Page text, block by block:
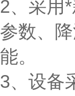
2、采用
参数、
能。
3、设备